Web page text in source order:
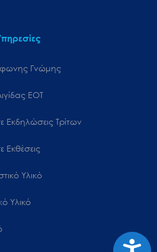
Γνώμης
ΕΟΤ
Εκδηλώσεις Τρίτων
Εκθέσεις
Υλικό
Υλικό